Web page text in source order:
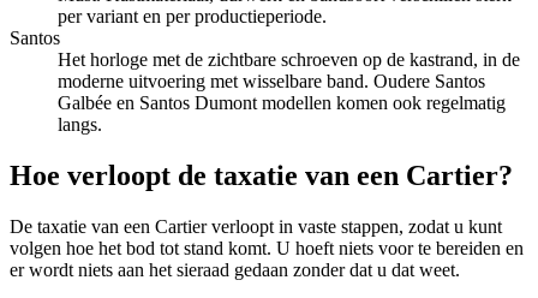
per variant en per productieperiode.
Santos
Het horloge met de zichtbare schroeven op de kastrand, in de
moderne uitvoering met wisselbare band. Oudere Santos
Galbée en Santos Dumont modellen komen ook regelmatig
langs.
Hoe verloopt de taxatie van een Cartier?
De taxatie van een Cartier verloopt in vaste stappen, zodat u kunt
volgen hoe het bod tot stand komt. U hoeft niets voor te bereiden en
er wordt niets aan het sieraad gedaan zonder dat u dat weet.